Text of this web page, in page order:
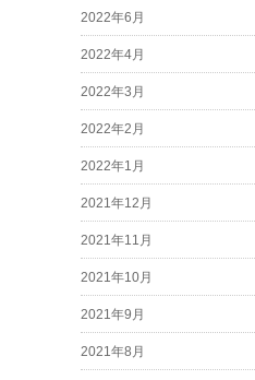
2022年6月
2022年4月
2022年3月
2022年2月
2022年1月
2021年12月
2021年11月
2021年10月
2021年9月
2021年8月